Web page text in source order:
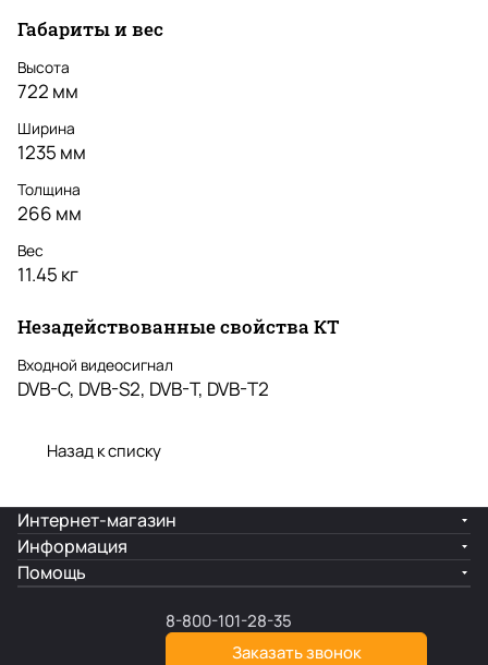
Габариты и вес
Высота
722 мм
Ширина
1235 мм
Толщина
266 мм
Вес
11.45 кг
Незадействованные свойства КТ
Входной видеосигнал
DVB-C, DVB-S2, DVB-T, DVB-T2
Назад к списку
Интернет-магазин
Информация
Помощь
8-800-101-28-35
Заказать звонок